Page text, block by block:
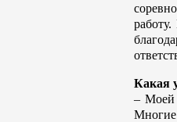
Какая
– Моей